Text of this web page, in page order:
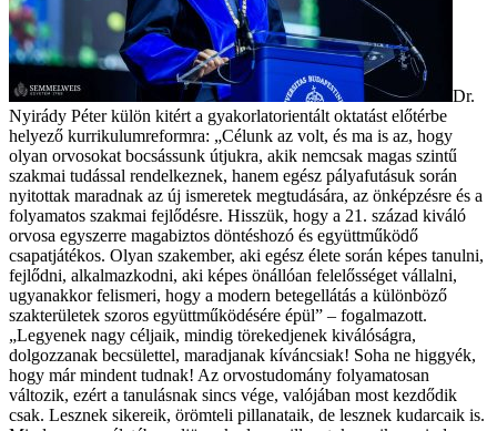
Dr.
Nyirády Péter külön kitért a gyakorlatorientált oktatást előtérbe
helyező kurrikulumreformra: „Célunk az volt, és ma is az, hogy
olyan orvosokat bocsássunk útjukra, akik nemcsak magas szintű
szakmai tudással rendelkeznek, hanem egész pályafutásuk során
nyitottak maradnak az új ismeretek megtudására, az önképzésre és a
folyamatos szakmai fejlődésre. Hisszük, hogy a 21. század kiváló
orvosa egyszerre magabiztos döntéshozó és együttműködő
csapatjátékos. Olyan szakember, aki egész élete során képes tanulni,
fejlődni, alkalmazkodni, aki képes önállóan felelősséget vállalni,
ugyanakkor felismeri, hogy a modern betegellátás a különböző
szakterületek szoros együttműködésére épül” – fogalmazott.
„Legyenek nagy céljaik, mindig törekedjenek kiválóságra,
dolgozzanak becsülettel, maradjanak kíváncsiak! Soha ne higgyék,
hogy már mindent tudnak! Az orvostudomány folyamatosan
változik, ezért a tanulásnak sincs vége, valójában most kezdődik
csak. Lesznek sikereik, örömteli pillanataik, de lesznek kudarcaik is.